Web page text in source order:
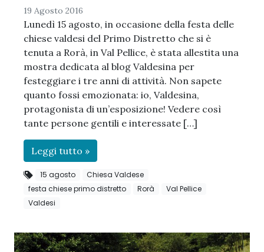
19 Agosto 2016
Lunedì 15 agosto, in occasione della festa delle
chiese valdesi del Primo Distretto che si è
tenuta a Rorà, in Val Pellice, è stata allestita una
mostra dedicata al blog Valdesina per
festeggiare i tre anni di attività. Non sapete
quanto fossi emozionata: io, Valdesina,
protagonista di un’esposizione! Vedere così
tante persone gentili e interessate […]
Leggi tutto »
15 agosto
Chiesa Valdese
festa chiese primo distretto
Rorà
Val Pellice
Valdesi